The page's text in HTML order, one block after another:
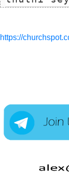
https://